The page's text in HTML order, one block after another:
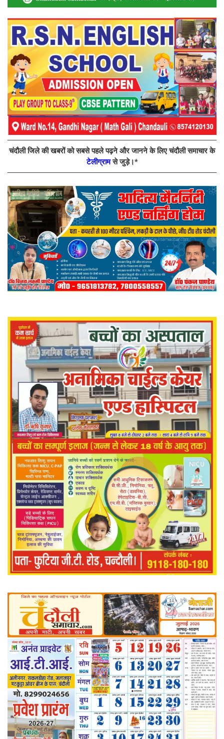
चंदौली जिले की खबरों को सबसे पहले पढ़ने और जानने के लिए चंदौली समाचार के
टेलीग्रामसे जुड़े।*